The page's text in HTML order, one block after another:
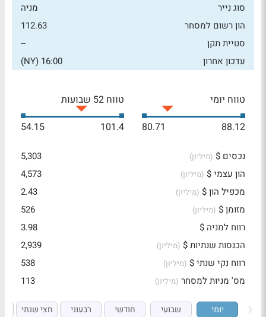
סוג נייר
מניה
הון רשום למסחר
112.63
סטיית תקן
--
עדכון אחרון
16:00 (NY)
טווח יומי
88.12
80.71
טווח 52 שבועות
101.4
54.15
נכסים $ (מיליון)
5,303
הון עצמי $ (מיליון)
4,573
מכפיל הון $ (מיליון)
2.43
מזומן $ (מיליון)
526
רווח למניה $
3.98
הכנסות שנתיות $ (מיליון)
2,939
רווח נקי שנתי $ (מיליון)
538
מס' מניות למסחר (מיליון) 113
יומי שבועי חודשי רבעוני חצי שנתי